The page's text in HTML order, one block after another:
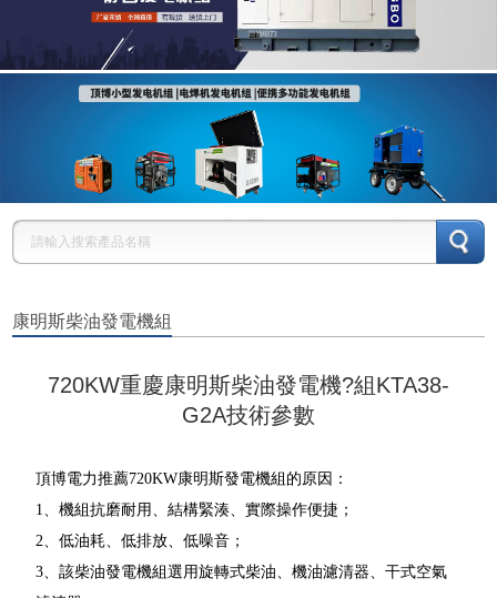
康明斯柴油發電機組
720KW重慶康明斯柴油發電機?組KTA38-
G2A技術參數
頂博電力推薦720KW康明斯發電機組的原因：
1、機組抗磨耐用、結構緊湊、實際操作便捷；
2、低油耗、低排放、低噪音；
3、該柴油發電機組選用旋轉式柴油、機油濾清器、干式空氣